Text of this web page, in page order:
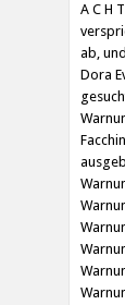
A C H
ab,
Dora